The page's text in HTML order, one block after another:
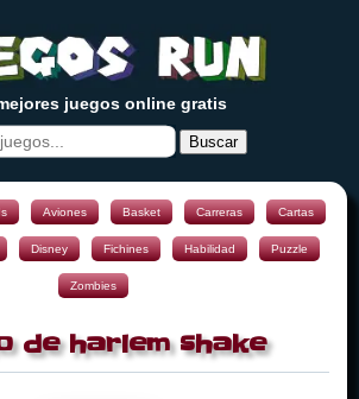
juegos online gratis
Buscar
Aviones Basket Carreras Cartas
Disney Fichines Habilidad Puzzle
Zombies
de harlem shake